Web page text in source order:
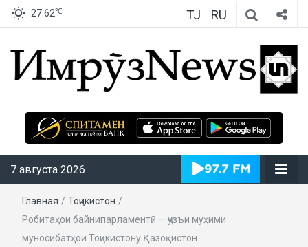
27.62℃ TJ RU
ИмрӯзNews
7 августа 2026
Главная / Тоҷикистон /
Робитаҳои байнипарламентӣ — ҷузъи муҳими
муносибатҳои Тоҷикистону Қазоқистон